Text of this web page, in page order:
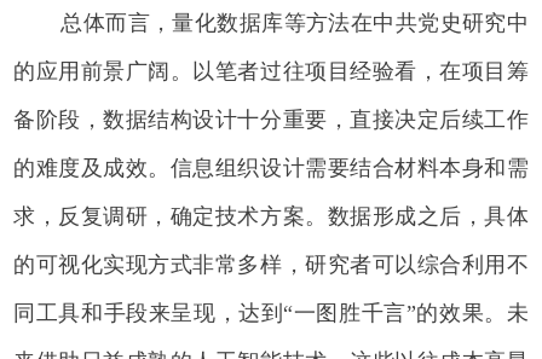
总体而言，量化数据库等方法在中共党史研究中
的应用前景广阔。以笔者过往项目经验看，在项目筹
备阶段，数据结构设计十分重要，直接决定后续工作
的难度及成效。信息组织设计需要结合材料本身和需
求，反复调研，确定技术方案。数据形成之后，具体
的可视化实现方式非常多样，研究者可以综合利用不
同工具和手段来呈现，达到“一图胜千言”的效果。未